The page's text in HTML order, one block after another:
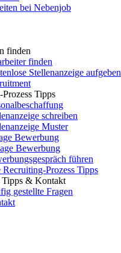
bei Nebenjob
finden
finden
Stellenanzeige aufgeben
Tipps
schreiben
Muster
Bewerbung
Bewerbung
führen
Prozess Tipps
Tipps & Kontakt
gestellte Fragen